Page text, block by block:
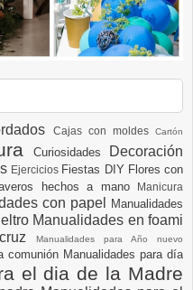
Cajas con moldesCartón
Curiosidades Decoración
Ejercicios Fiestas DIY Flores con
hechos a mano Manicura
con papel
Manualidades
Manualidades en foami
Manualidades para Año nuevo
comunión Manualidades para día
el dia de la Madre